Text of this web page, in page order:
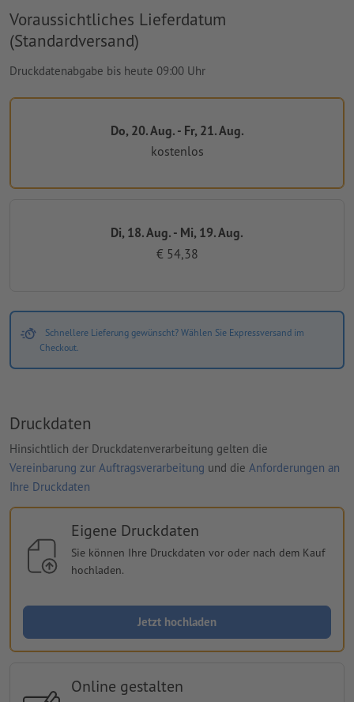
Voraussichtliches Lieferdatum
(Standardversand)
Druckdatenabgabe bis heute 09:00 Uhr
Do, 20. Aug. - Fr, 21. Aug.
kostenlos
Di, 18. Aug. - Mi, 19. Aug.
€ 54,38
Schnellere Lieferung gewünscht? Wählen Sie Expressversand im
Checkout.
Druckdaten
Hinsichtlich der Druckdatenverarbeitung gelten die
Vereinbarung zur Auftragsverarbeitung und die Anforderungen an
Ihre Druckdaten
Eigene Druckdaten
Sie können Ihre Druckdaten vor oder nach dem Kauf
hochladen.
Jetzt hochladen
Online gestalten